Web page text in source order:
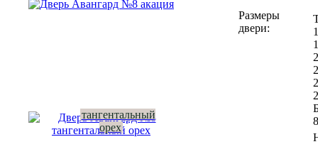
тангентальный
орех
Размеры
двери: